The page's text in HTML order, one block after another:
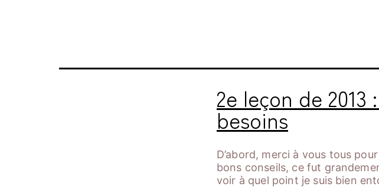
2e leçon de
besoins
D’abord, merci à vous tous
bons conseils, ce fut
voir à quel point je suis bien